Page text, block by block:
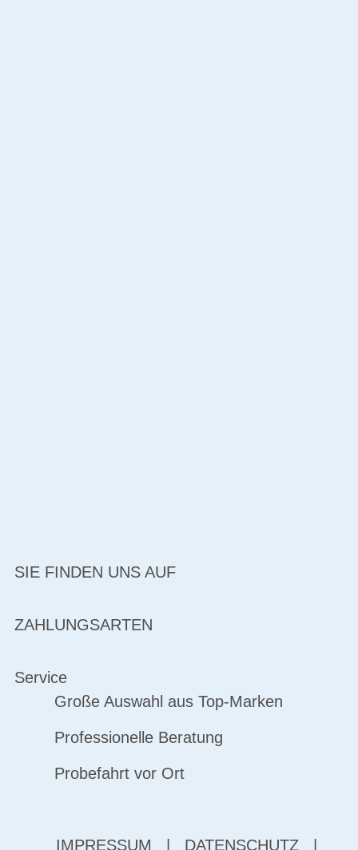
SIE FINDEN UNS AUF
ZAHLUNGSARTEN
Service
Große Auswahl aus Top-Marken
Professionelle Beratung
Probefahrt vor Ort
IMPRESSUM DATENSCHUTZ